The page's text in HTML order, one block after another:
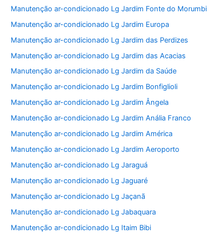
Manutenção ar-condicionado Lg Jardim Fonte do Morumbi
Manutenção ar-condicionado Lg Jardim Europa
Manutenção ar-condicionado Lg Jardim das Perdizes
Manutenção ar-condicionado Lg Jardim das Acacias
Manutenção ar-condicionado Lg Jardim da Saúde
Manutenção ar-condicionado Lg Jardim Bonfiglioli
Manutenção ar-condicionado Lg Jardim Ângela
Manutenção ar-condicionado Lg Jardim Anália Franco
Manutenção ar-condicionado Lg Jardim América
Manutenção ar-condicionado Lg Jardim Aeroporto
Manutenção ar-condicionado Lg Jaraguá
Manutenção ar-condicionado Lg Jaguaré
Manutenção ar-condicionado Lg Jaçanã
Manutenção ar-condicionado Lg Jabaquara
Manutenção ar-condicionado Lg Itaim Bibi